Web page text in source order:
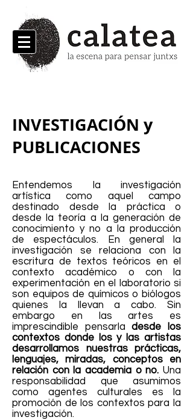
INVESTIGACIÓN y
PUBLICACIONES
Entendemos la investigación
artística como aquel campo
destinado desde la práctica o
desde la teoría a la generación de
conocimiento y no a la producción
de espectáculos. En general la
investigación se relaciona con la
escritura de textos teóricos en el
contexto académico o con la
experimentación en el laboratorio si
son equipos de químicos o biólogos
quienes la llevan a cabo. Sin
embargo en las artes es
imprescindible pensarladesde los
contextos donde los y las artistas
desarrollamos nuestras prácticas,
lenguajes, miradas, conceptos en
relación con la academia o no. Una
responsabilidad que asumimos
como agentes culturales es la
promoción de los contextos para la
investigación.